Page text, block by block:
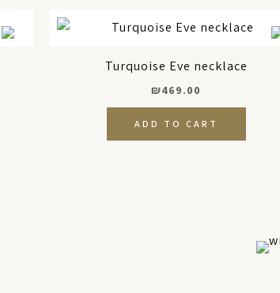
Turquoise Eve necklace
₪469.00
ADD TO CART